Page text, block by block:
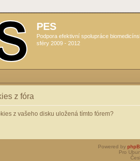
PES
Podpora efektivní spolupráce
sféry 2009 - 2012
z fóra
z vašeho disku uložená tímto fórem?
Powered by
Pro